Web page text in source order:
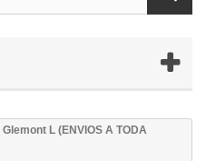
Glemont L (ENVIOS A TODA